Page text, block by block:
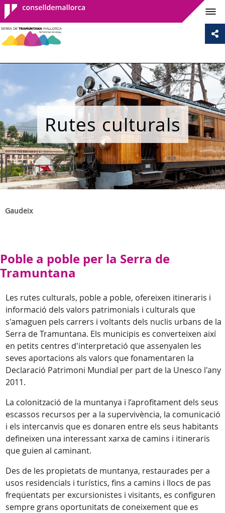
Consell de
Mallorca
Rutes culturals
Gaudeix
Poble a poble per la Serra de
Tramuntana
Les rutes culturals, poble a poble, ofereixen itineraris i
informació dels valors patrimonials i culturals que
s'amaguen pels carrers i voltants dels nuclis urbans de la
Serra de Tramuntana. Els municipis es converteixen així
en petits centres d'interpretació que assenyalen les
seves aportacions als valors que fonamentaren la
Declaració Patrimoni Mundial per part de la Unesco l'any
2011.
La colonització de la muntanya i l’aprofitament dels seus
escassos recursos per a la supervivència, la comunicació
i els intercanvis que es donaren entre els seus habitants
defineixen una interessant xarxa de camins i itineraris
que guien al caminant.
Des de les propietats de muntanya, restaurades per a
usos residencials i turístics, fins a camins i llocs de pas
freqüentats per excursionistes i visitants, es configuren
sempre grans oportunitats de coneixement que es